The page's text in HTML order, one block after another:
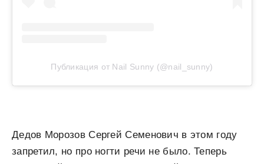
Публикация от Nail Sunny (@nail_sunny)
Дедов Морозов Сергей Семенович в этом году
запретил, но про ногти речи не было. Теперь